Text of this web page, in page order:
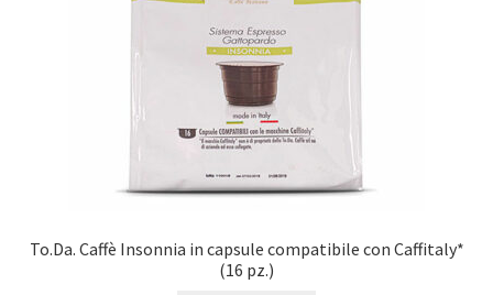
To.Da. Caffè Insonnia in capsule compatibile con Caffitaly*
(16 pz.)